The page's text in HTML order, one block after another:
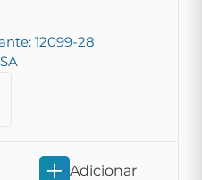
12099-28
Adicionar